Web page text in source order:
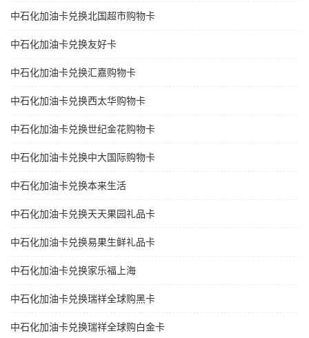
中石化加油卡兑换北国超市购物卡
中石化加油卡兑换友好卡
中石化加油卡兑换汇嘉购物卡
中石化加油卡兑换西太华购物卡
中石化加油卡兑换世纪金花购物卡
中石化加油卡兑换中大国际购物卡
中石化加油卡兑换本来生活
中石化加油卡兑换天天果园礼品卡
中石化加油卡兑换易果生鲜礼品卡
中石化加油卡兑换家乐福上海
中石化加油卡兑换瑞祥全球购黑卡
中石化加油卡兑换瑞祥全球购白金卡